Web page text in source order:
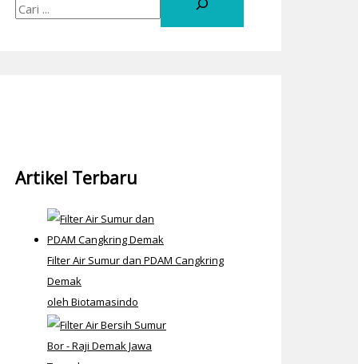
Artikel Terbaru
Filter Air Sumur dan PDAM Cangkring
Demak
oleh Biotamasindo